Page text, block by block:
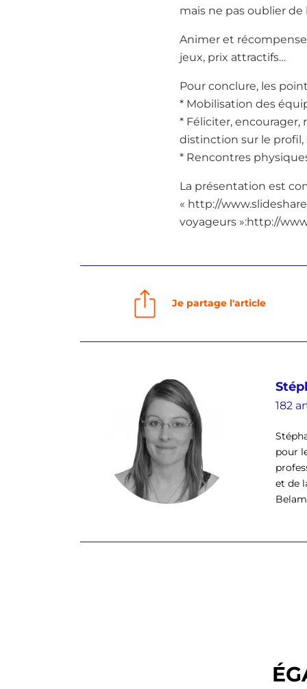
mais ne pas oublier de
Animer et
jeux, prix attractifs…
Pour conclure, les
* Mobilisation des
* Féliciter,
distinction sur le profil,
* Rencontres
La présentation est
« http://
voyageurs »:http://
Je partage l'article
182
pour
et de